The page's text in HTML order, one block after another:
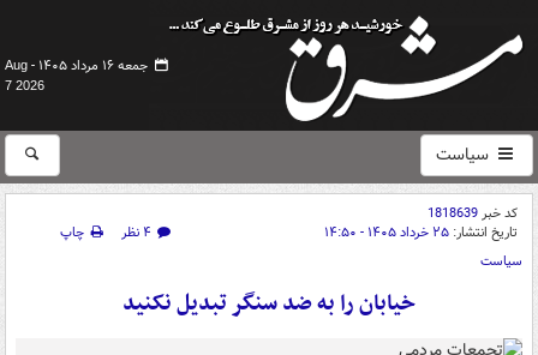
جمعه ۱۶ مرداد ۱۴۰۵ -
Aug
7 2026
سیاست
کد خبر1818639
تاریخ انتشار: ۲۵ خرداد ۱۴۰۵ - ۱۴:۵۰ ۴ نظر
چاپ
سیاست
خیابان را به ضد سنگر تبدیل نکنید